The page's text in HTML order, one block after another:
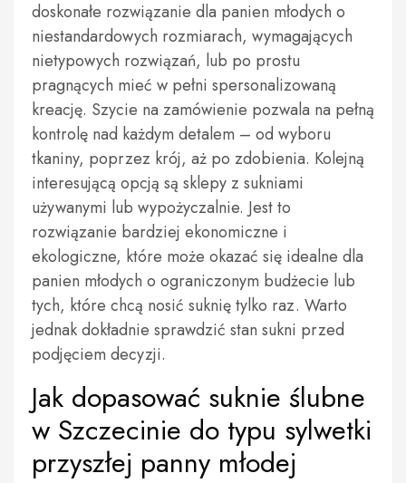
doskonałe rozwiązanie dla panien młodych o
niestandardowych rozmiarach, wymagających
nietypowych rozwiązań, lub po prostu
pragnących mieć w pełni spersonalizowaną
kreację. Szycie na zamówienie pozwala na pełną
kontrolę nad każdym detalem – od wyboru
tkaniny, poprzez krój, aż po zdobienia. Kolejną
interesującą opcją są sklepy z sukniami
używanymi lub wypożyczalnie. Jest to
rozwiązanie bardziej ekonomiczne i
ekologiczne, które może okazać się idealne dla
panien młodych o ograniczonym budżecie lub
tych, które chcą nosić suknię tylko raz. Warto
jednak dokładnie sprawdzić stan sukni przed
podjęciem decyzji.
Jak dopasować suknie ślubne
w Szczecinie do typu sylwetki
przyszłej panny młodej